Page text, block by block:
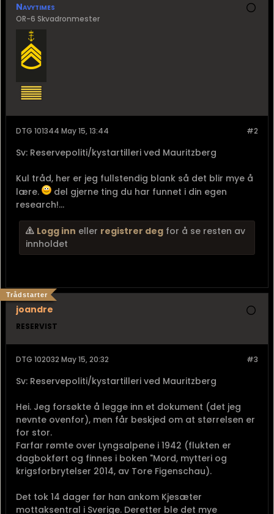
Navytimes
OR-6 Skvadronmester
#2
DTG 101344 May 15, 13:44
Sv: Reservepoliti/kystartilleri ved Mauritzberg
Kul tråd, her er jeg fullstendig blank så det blir mye å
lære.
del gjerne ting du har funnet i din egen
research!...
Logg inn eller registrer deg for å se resten av
innholdet
joandre
Trådstarter
RESERVIST
#3
DTG 102032 May 15, 20:32
Sv: Reservepoliti/kystartilleri ved Mauritzberg
Hei. Jeg forsøkte å legge inn et dokument (det jeg
nevnte ovenfor), men får beskjed om at størrelsen er
for stor.
Farfar rømte over Lyngsalpene i 1942 (flukten er
dagbokført og finnes i boken "Mord, mytteri og
krigsforbrytelser 2014, av Tore Figenschau).
Det tok 14 dager før han ankom Kjesæter
mottaksentral i Sverige. Deretter ble det mye